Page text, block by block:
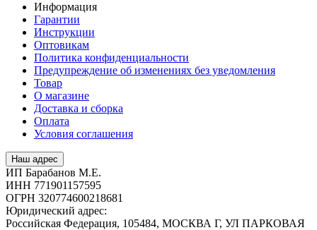
Информация
Гарантии
Инструкции
Оптовикам
Политика конфиденциальности
Предупреждение об изменениях без уведомления
Товар
О магазине
Доставка и сборка
Оплата
Условия соглашения
Наш адрес
ИП Барабанов М.Е.
ИНН 771901157595
ОГРН 320774600218681
Юридический адрес:
Российская Федерация, 105484, МОСКВА Г, УЛ ПАРКОВАЯ